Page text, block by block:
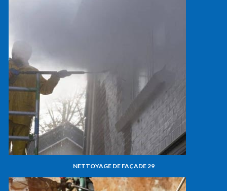
NETTOYAGE DE FAÇADE 29